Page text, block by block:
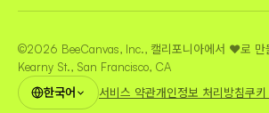
©2026 BeeCanvas, Inc., 캘리포니아에서 ❤️로 만
Kearny St., San Francisco, CA
한국어 서비스 약관개인정보 처리방침쿠키